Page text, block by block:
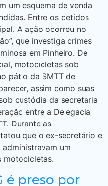
um esquema de venda
Entre os detidos
A ação ocorreu no
que investiga crimes
em Pinheiro. De
motocicletas sob
pátio da SMTT de
assim como suas
custódia da secretaria
entre a Delegacia
Durante as
que o ex-secretário e
um
motocicletas.
é preso por